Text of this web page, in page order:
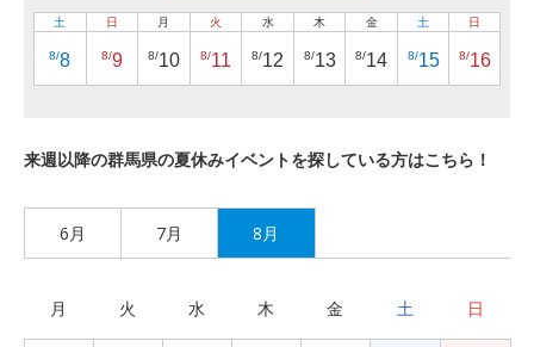
土
8/8
日
8/9
月
8/10
火
8/11
水
8/12
木
8/13
金
8/14
土
8/15
日
8/16
来週以降の群馬県の夏休みイベントを探している方はこちら！
6月 7月 8月
月 火 水 木 金 土 日